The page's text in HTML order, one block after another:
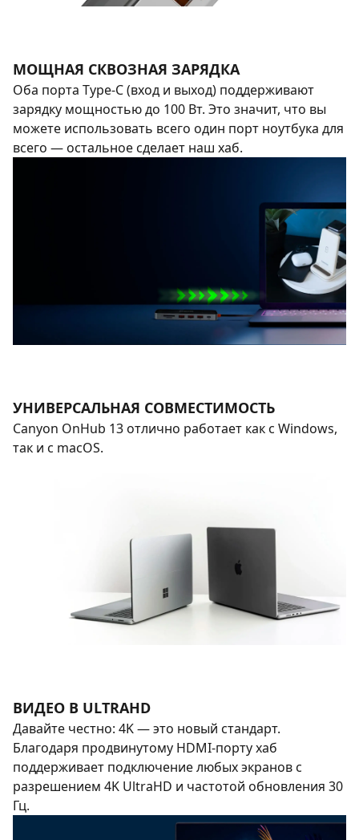
МОЩНАЯ СКВОЗНАЯ ЗАРЯДКА
Оба порта Type-C (вход и выход) поддерживают
зарядку мощностью до 100 Вт. Это значит, что вы
можете использовать всего один порт ноутбука для
всего — остальное сделает наш хаб.
УНИВЕРСАЛЬНАЯ СОВМЕСТИМОСТЬ
Canyon OnHub 13 отлично работает как с Windows,
так и с macOS.
ВИДЕО В ULTRAHD
Давайте честно: 4K — это новый стандарт.
Благодаря продвинутому HDMI-порту хаб
поддерживает подключение любых экранов с
разрешением 4K UltraHD и частотой обновления 30
Гц.